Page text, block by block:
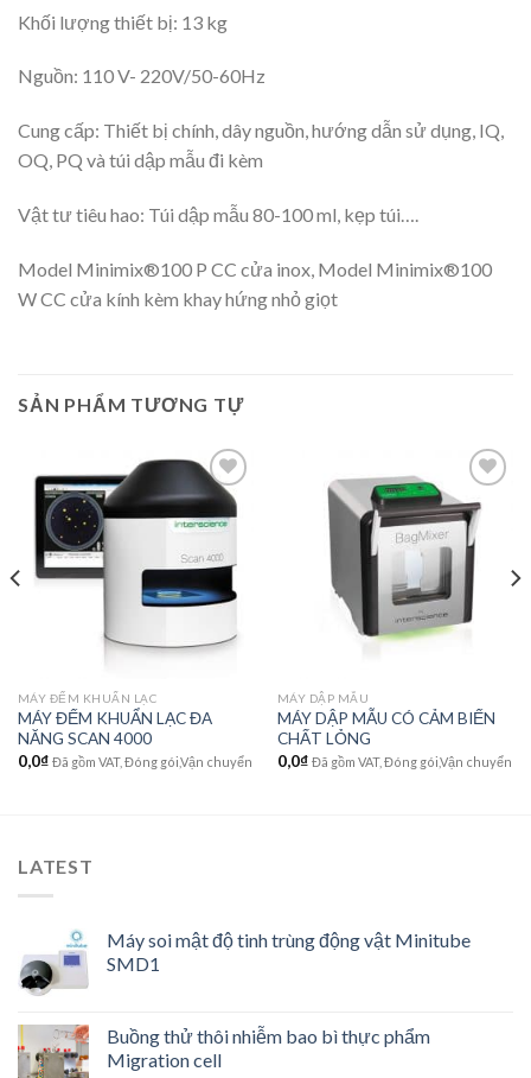
Khối lượng thiết bị: 13 kg
Nguồn: 110 V- 220V/50-60Hz
Cung cấp: Thiết bị chính, dây nguồn, hướng dẫn sử dụng, IQ,
OQ, PQ và túi dập mẫu đi kèm
Vật tư tiêu hao: Túi dập mẫu 80-100 ml, kẹp túi….
Model Minimix®100 P CC cửa inox, Model Minimix®100
W CC cửa kính kèm khay hứng nhỏ giọt
SẢN PHẨM TƯƠNG TỰ
wishlist
MÁY ĐẾM KHUẨN LẠC
MÁY ĐẾM KHUẨN LẠC ĐA
NĂNG SCAN 4000
0,0₫ Đã gồm VAT, Đóng gói,Vận chuyển
Add to
wishlist
MÁY DẬP MẪU
MÁY DẬP MẪU CÓ CẢM BIẾN
CHẤT LỎNG
0,0₫ Đã gồm VAT, Đóng gói,Vận chuyển
LATEST
Máy soi mật độ tinh trùng động vật Minitube
SMD1
Buồng thử thôi nhiễm bao bì thực phẩm
Migration cell